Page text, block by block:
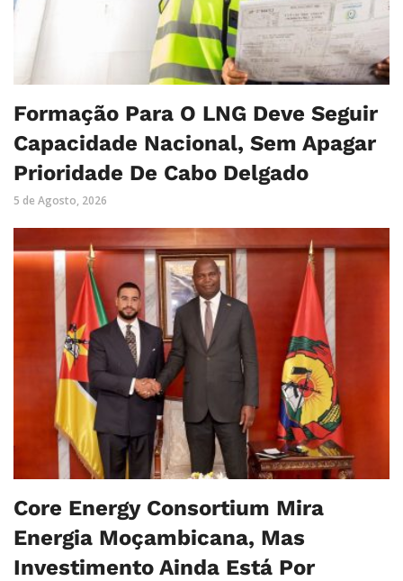
Formação Para O LNG Deve Seguir
Capacidade Nacional, Sem Apagar
Prioridade De Cabo Delgado
5 de Agosto, 2026
Core Energy Consortium Mira
Energia Moçambicana, Mas
Investimento Ainda Está Por